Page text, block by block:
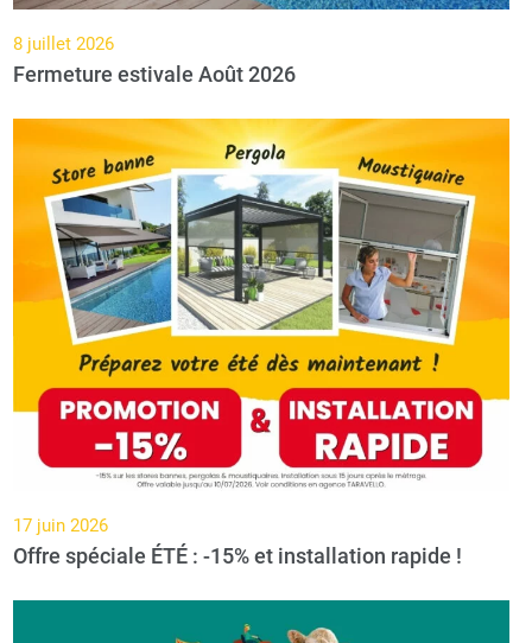
8 juillet 2026
Fermeture estivale Août 2026
17 juin 2026
Offre spéciale ÉTÉ : -15% et installation rapide !